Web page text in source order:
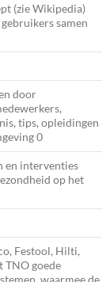
(zie Wikipedia)
samen
door
tips, opleidingen
0
en interventies
op het
Festool, Hilti,
TNO goede
waarmee de